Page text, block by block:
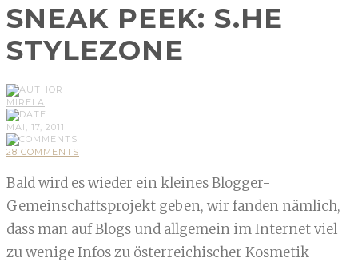
SNEAK PEEK: S.HE
STYLEZONE
MIRELA
MAI, 17, 2011
28 COMMENTS
Bald wird es wieder ein kleines Blogger-
Gemeinschaftsprojekt geben, wir fanden nämlich,
dass man auf Blogs und allgemein im Internet viel
zu wenige Infos zu österreichischer Kosmetik